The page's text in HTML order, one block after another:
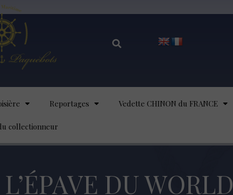
Reportages Vedette CHINON du FRANCE
collectionneur
DU WORLD